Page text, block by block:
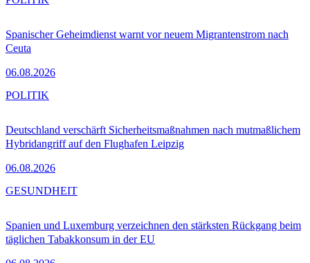
Spanischer Geheimdienst warnt vor neuem Migrantenstrom nach
Ceuta
06.08.2026
Deutschland verschärft Sicherheitsmaßnahmen nach mutmaßlichem
Hybridangriff auf den Flughafen Leipzig
06.08.2026
POLITIK
Spanien und Luxemburg verzeichnen den stärksten Rückgang beim
täglichen Tabakkonsum in der EU
GESUNDHEIT